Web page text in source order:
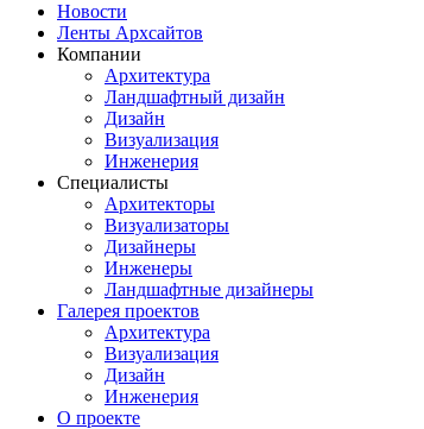
Новости
Ленты Архсайтов
Компании
Архитектура
Ландшафтный дизайн
Дизайн
Визуализация
Инженерия
Специалисты
Архитекторы
Визуализаторы
Дизайнеры
Инженеры
Ландшафтные дизайнеры
Галерея проектов
Архитектура
Визуализация
Дизайн
Инженерия
О проекте